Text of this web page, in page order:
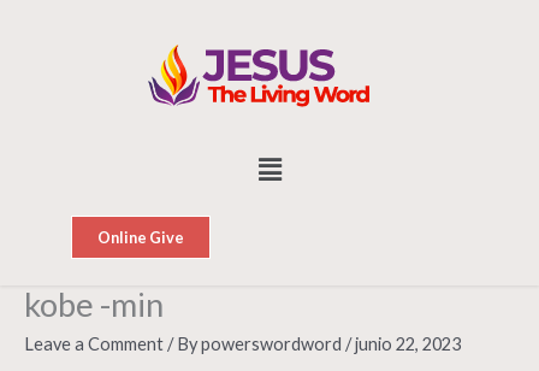
Menu
Online Give
kobe -min
Leave a Comment/ Bypowerswordword /junio 22, 2023